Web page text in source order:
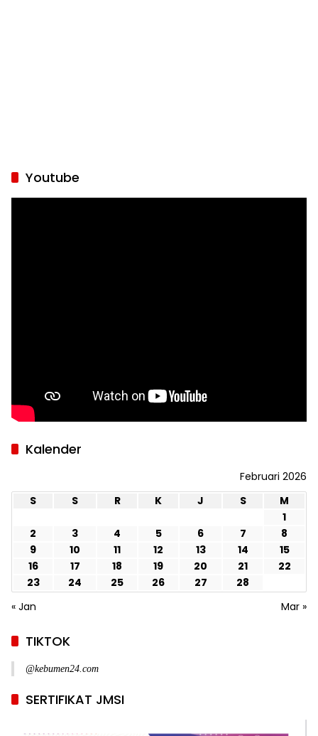
Youtube
Kalender
Februari 2026
S
S R K J S
M
1
2
3 4 5 6 7
8
9
10 11 12 13 14
15
16
17 18 19 20 21
22
23
24 25 26 27
28
« Jan
Mar »
TIKTOK
@kebumen24.com
SERTIFIKAT JMSI